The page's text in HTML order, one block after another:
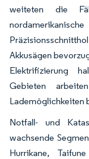
weiteten die
Akkusägen
Elektrifizierung
Gebieten
Lademöglichkeiten
Notfall- und
wachsende
Hurrikane,